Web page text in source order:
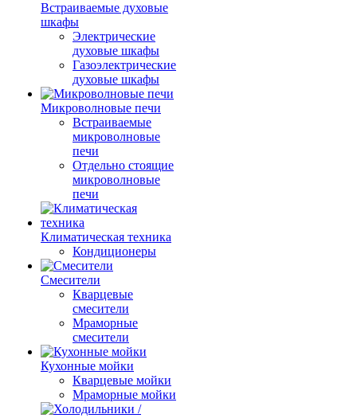
Встраиваемые духовые
шкафы
Электрические
духовые шкафы
Газоэлектрические
духовые шкафы
Микроволновые печи
Встраиваемые
микроволновые
печи
Отдельно стоящие
микроволновые
печи
Климатическая техника
Кондиционеры
Смесители
Кварцевые
смесители
Мраморные
смесители
Кухонные мойки
Кварцевые мойки
Мраморные мойки